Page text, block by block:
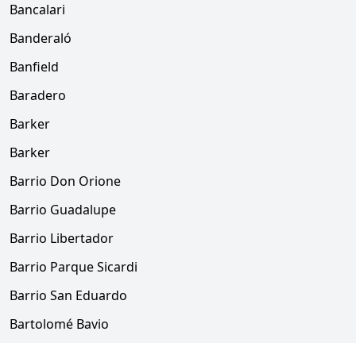
Bancalari
Banderaló
Banfield
Baradero
Barker
Barker
Barrio Don Orione
Barrio Guadalupe
Barrio Libertador
Barrio Parque Sicardi
Barrio San Eduardo
Bartolomé Bavio